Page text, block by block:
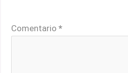
Comentario*